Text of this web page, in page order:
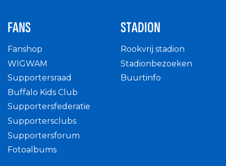
FANS
Fanshop
WIGWAM
Supportersraad
Buffalo Kids Club
Supportersfederatie
Supportersclubs
Supportersforum
Fotoalbums
STADION
Rookvrij stadion
Stadionbezoeken
Buurtinfo